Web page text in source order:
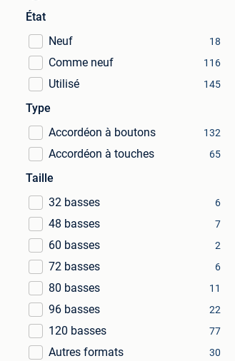
État
Neuf
18
Comme neuf 116
Utilisé 145
Type
Accordéon à boutons
132
Accordéon à touches 65
Taille
32 basses
6
48 basses 7
60 basses 2
72 basses 6
80 basses 11
96 basses 22
120 basses 77
Autres formats 30